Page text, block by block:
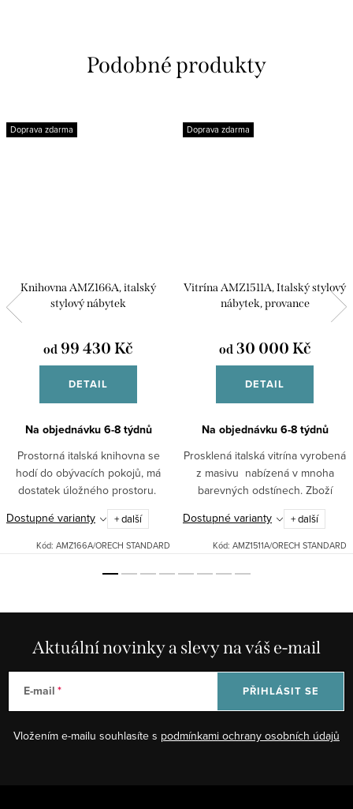
Doprava zdarma
Knihovna AMZ166A, italský
stylový nábytek
od 99 430 Kč
DETAIL
Na objednávku 6-8 týdnů
Prostorná italská knihovna se
hodí do obývacích pokojů, má
dostatek úložného prostoru.
Dostupné varianty
+ další
Kód: AMZ166A/ORECH STANDARD
Doprava zdarma
Vitrína AMZ1511A, Italský stylový
nábytek, provance
od30 000 Kč
DETAIL
Na objednávku 6-8 týdnů
Prosklená italská vitrína vyrobená
z masivu nabízená v mnoha
barevných odstínech. Zboží
dodáváme v celku.
Dostupné varianty + další
Kód: AMZ1511A/ORECH STANDARD
Aktuální novinky a slevy na váš e-mail
E-mail
Vložením e-mailu souhlasíte s podmínkami ochrany osobních údajů
PŘIHLÁSIT SE